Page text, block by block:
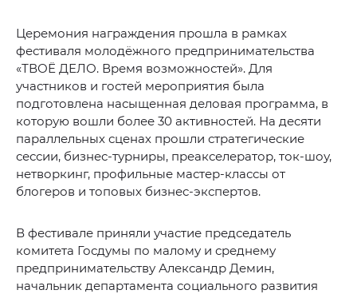
Церемония награждения прошла в рамках
фестиваля молодёжного предпринимательства
«ТВОЁ ДЕЛО. Время возможностей». Для
участников и гостей мероприятия была
подготовлена насыщенная деловая программа, в
которую вошли более 30 активностей. На десяти
параллельных сценах прошли стратегические
сессии, бизнес-турниры, преакселератор, ток-шоу,
нетворкинг, профильные мастер-классы от
блогеров и топовых бизнес-экспертов.
В фестивале приняли участие председатель
комитета Госдумы по малому и среднему
предпринимательству Александр Демин,
начальник департамента социального развития